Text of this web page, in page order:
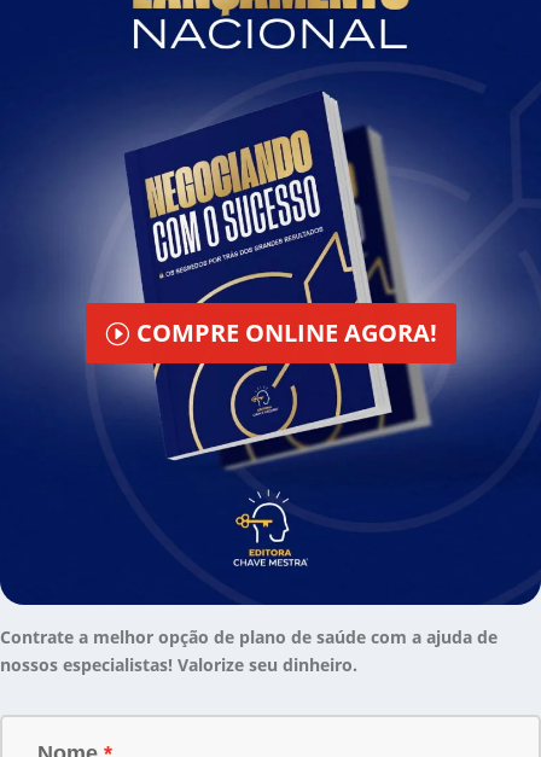
COMPRE ONLINE AGORA!
Contrate a melhor opção de plano de saúde com a ajuda de
nossos especialistas! Valorize seu dinheiro.